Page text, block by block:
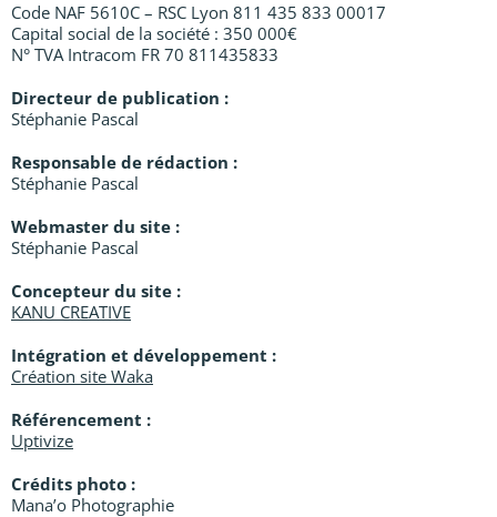
Code NAF 5610C – RSC Lyon 811 435 833 00017
Capital social de la société : 350 000€
N° TVA Intracom FR 70 811435833
Directeur de publication :
Stéphanie Pascal
Responsable de rédaction :
Stéphanie Pascal
Webmaster du site :
Stéphanie Pascal
Concepteur du site :
KANU CREATIVE
Intégration et développement :
Création site Waka
Référencement :
Uptivize
Crédits photo :
Mana’o Photographie